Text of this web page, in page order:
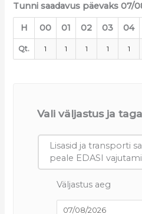
Tunni saadavus päevaks 07/
H 00 01 02 03 04
Qt. 1 1 1 1 1
Vali väljastus ja
Lisasid ja transporti
peale EDASI
Väljastus aeg